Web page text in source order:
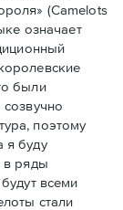
(Camelots
означает
были
поэтому
я буду
в ряды
всеми
стали